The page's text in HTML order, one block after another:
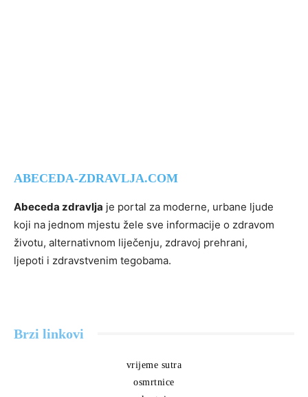
ABECEDA-ZDRAVLJA.COM
Abeceda zdravlja je portal za moderne, urbane ljude
koji na jednom mjestu žele sve informacije o zdravom
životu, alternativnom liječenju, zdravoj prehrani,
ljepoti i zdravstvenim tegobama.
Brzi linkovi
vrijeme sutra
osmrtnice